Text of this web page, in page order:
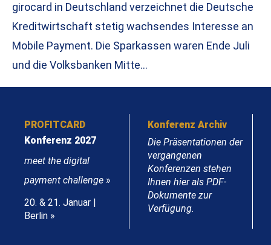
girocard in Deutschland verzeichnet die Deutsche
Kreditwirtschaft stetig wachsendes Interesse an
Mobile Payment. Die Sparkassen waren Ende Juli
und die Volksbanken Mitte…
PROFITCARD
Konferenz 2027
meet the digital
payment challenge »
20. & 21. Januar |
Berlin »
Konferenz Archiv
Die Präsentationen der
vergangenen
Konferenzen stehen
Ihnen hier als PDF-
Dokumente zur
Verfügung.